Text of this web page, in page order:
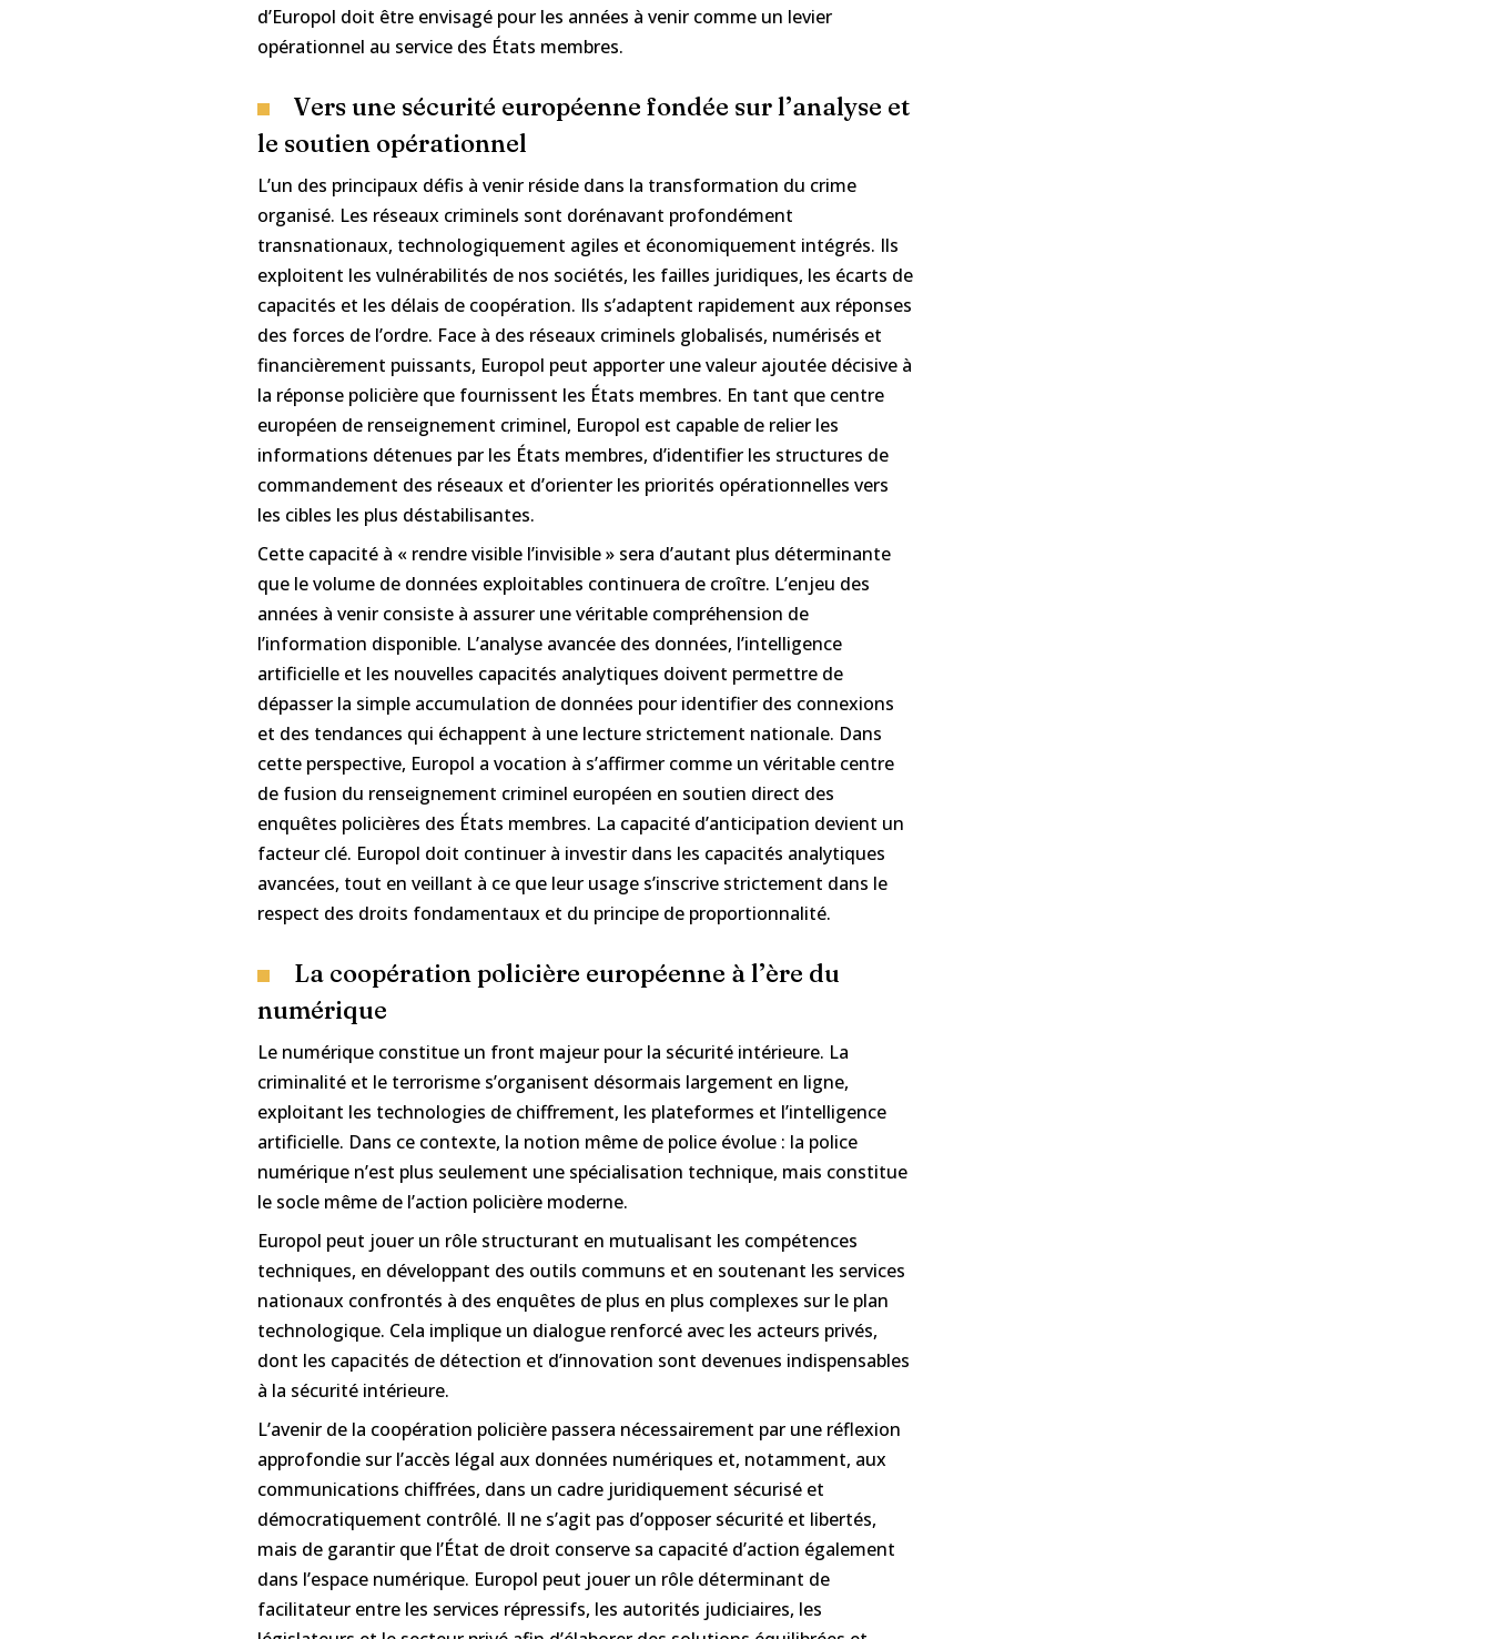
d’Europol doit être envisagé pour les années à venir comme un levier
opérationnel au service des États membres.
Vers une sécurité européenne fondée sur l’analyse et
le soutien opérationnel
L’un des principaux défis à venir réside dans la transformation du crime
organisé. Les réseaux criminels sont dorénavant profondément
transnationaux, technologiquement agiles et économiquement intégrés. Ils
exploitent les vulnérabilités de nos sociétés, les failles juridiques, les écarts de
capacités et les délais de coopération. Ils s’adaptent rapidement aux réponses
des forces de l’ordre. Face à des réseaux criminels globalisés, numérisés et
financièrement puissants, Europol peut apporter une valeur ajoutée décisive à
la réponse policière que fournissent les États membres. En tant que centre
européen de renseignement criminel, Europol est capable de relier les
informations détenues par les États membres, d’identifier les structures de
commandement des réseaux et d’orienter les priorités opérationnelles vers
les cibles les plus déstabilisantes.
Cette capacité à « rendre visible l’invisible » sera d’autant plus déterminante
que le volume de données exploitables continuera de croître. L’enjeu des
années à venir consiste à assurer une véritable compréhension de
l’information disponible. L’analyse avancée des données, l’intelligence
artificielle et les nouvelles capacités analytiques doivent permettre de
dépasser la simple accumulation de données pour identifier des connexions
et des tendances qui échappent à une lecture strictement nationale. Dans
cette perspective, Europol a vocation à s’affirmer comme un véritable centre
de fusion du renseignement criminel européen en soutien direct des
enquêtes policières des États membres. La capacité d’anticipation devient un
facteur clé. Europol doit continuer à investir dans les capacités analytiques
avancées, tout en veillant à ce que leur usage s’inscrive strictement dans le
respect des droits fondamentaux et du principe de proportionnalité.
La coopération policière européenne à l’ère du
numérique
Le numérique constitue un front majeur pour la sécurité intérieure. La
criminalité et le terrorisme s’organisent désormais largement en ligne,
exploitant les technologies de chiffrement, les plateformes et l’intelligence
artificielle. Dans ce contexte, la notion même de police évolue : la police
numérique n’est plus seulement une spécialisation technique, mais constitue
le socle même de l’action policière moderne.
Europol peut jouer un rôle structurant en mutualisant les compétences
techniques, en développant des outils communs et en soutenant les services
nationaux confrontés à des enquêtes de plus en plus complexes sur le plan
technologique. Cela implique un dialogue renforcé avec les acteurs privés,
dont les capacités de détection et d’innovation sont devenues indispensables
à la sécurité intérieure.
L’avenir de la coopération policière passera nécessairement par une réflexion
approfondie sur l’accès légal aux données numériques et, notamment, aux
communications chiffrées, dans un cadre juridiquement sécurisé et
démocratiquement contrôlé. Il ne s’agit pas d’opposer sécurité et libertés,
mais de garantir que l’État de droit conserve sa capacité d’action également
dans l’espace numérique. Europol peut jouer un rôle déterminant de
facilitateur entre les services répressifs, les autorités judiciaires, les